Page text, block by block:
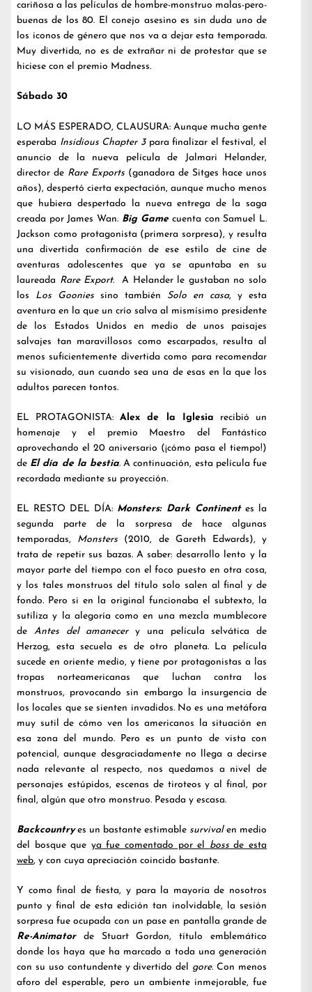
cariñosa a las películas de hombre-monstruo malas-pero-
buenas de los 80. El conejo asesino es sin duda uno de
los iconos de género que nos va a dejar esta temporada.
Muy divertida, no es de extrañar ni de protestar que se
hiciese con el premio Madness.
Sábado 30
LO MÁS ESPERADO, CLAUSURA: Aunque mucha gente
esperaba Insidious Chapter 3para finalizar el festival, el
anuncio de la nueva película de Jalmari Helander,
director de Rare Exports (ganadora de Sitges hace unos
años), despertó cierta expectación, aunque mucho menos
que hubiera despertado la nueva entrega de la saga
creada por James Wan. Big Gamecuenta con Samuel L.
Jackson como protagonista (primera sorpresa), y resulta
una divertida confirmación de ese estilo de cine de
aventuras adolescentes que ya se apuntaba en su
laureada Rare Export. A Helander le gustaban no solo
los Los Goonies sino también Solo en casa, y esta
aventura en la que un crío salva al mismísimo presidente
de los Estados Unidos en medio de unos paisajes
salvajes tan maravillosos como escarpados, resulta al
menos suficientemente divertida como para recomendar
su visionado, aun cuando sea una de esas en la que los
adultos parecen tontos.
EL PROTAGONISTA:Alex de la Iglesia recibió un
homenaje y el premio Maestro del Fantástico
aprovechando el 20 aniversario (¡cómo pasa el tiempo!)
de El día de la bestia. A continuación, esta película fue
recordada mediante su proyección.
EL RESTO DEL DÍA: Monsters: Dark Continentes la
segunda parte de la sorpresa de hace algunas
temporadas, Monsters (2010, de Gareth Edwards), y
trata de repetir sus bazas. A saber: desarrollo lento y la
mayor parte del tiempo con el foco puesto en otra cosa,
y los tales monstruos del título solo salen al final y de
fondo. Pero si en la original funcionaba el subtexto, la
sutiliza y la alegoría como en una mezcla mumblecore
de Antes del amanecery una película selvática de
Herzog, esta secuela es de otro planeta. La película
sucede en oriente medio, y tiene por protagonistas a las
tropas norteamericanas que luchan contra los
monstruos, provocando sin embargo la insurgencia de
los locales que se sienten invadidos. No es una metáfora
muy sutil de cómo ven los americanos la situación en
esa zona del mundo. Pero es un punto de vista con
potencial, aunque desgraciadamente no llega a decirse
nada relevante al respecto, nos quedamos a nivel de
personajes estúpidos, escenas de tiroteos y al final, por
final, algún que otro monstruo. Pesada y escasa.
Backcountryes un bastante estimable survivalen medio
del bosque que ya fue comentado por el bossde esta
web, y con cuya apreciación coincido bastante.
Y como final de fiesta, y para la mayoría de nosotros
punto y final de esta edición tan inolvidable, la sesión
sorpresa fue ocupada con un pase en pantalla grande de
Re-Animatorde Stuart Gordon, título emblemático
donde los haya que ha marcado a toda una generación
con su uso contundente y divertido del gore. Con menos
aforo del esperable, pero un ambiente inmejorable, fue